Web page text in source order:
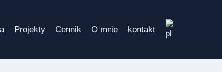
Projekty Cennik O mnie kontakt